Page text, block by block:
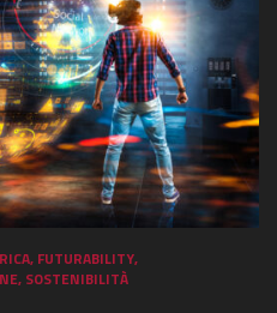
, FUTURABILITY,
, SOSTENIBILITÀ